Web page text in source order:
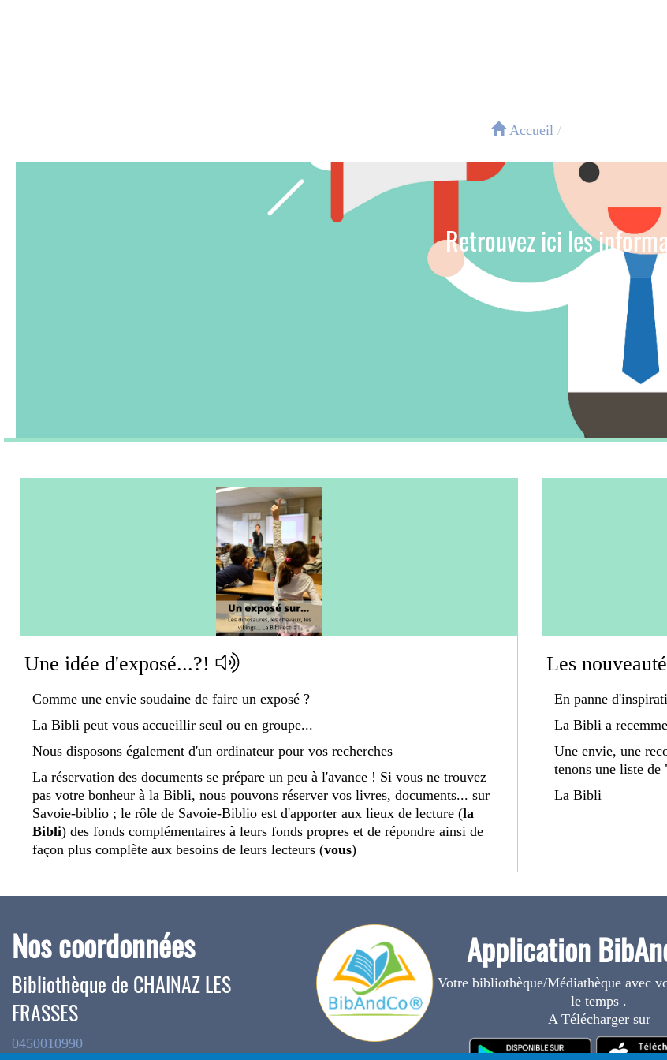
Accueil
Retrouvez ici les
Une idée d'exposé...?!
Comme une envie soudaine de faire un exposé ?
La Bibli peut vous accueillir seul ou en groupe...
Nous disposons également d'un ordinateur pour vos recherches
La réservation des documents se prépare un peu à l'avance ! Si vous ne trouvez
pas votre bonheur à la Bibli, nous pouvons réserver vos livres, documents... sur
Savoie-biblio ; le rôle de Savoie-Biblio est d'apporter aux lieux de lecture (la
Bibli) des fonds complémentaires à leurs fonds propres et de répondre ainsi de
façon plus complète aux besoins de leurs lecteurs (vous)
Alors, c'est quoi le thème de votre prochain exposé ?
La Bibli
Les
En panne
La Bibli a
Une envie, une
tenons une liste de
La Bibli
Nos coordonnées
Bibliothèque de CHAINAZ LES
FRASSES
0450010990
Application
Votre bibliothèque/Médiathèque avec
le temps .
A Télécharger sur